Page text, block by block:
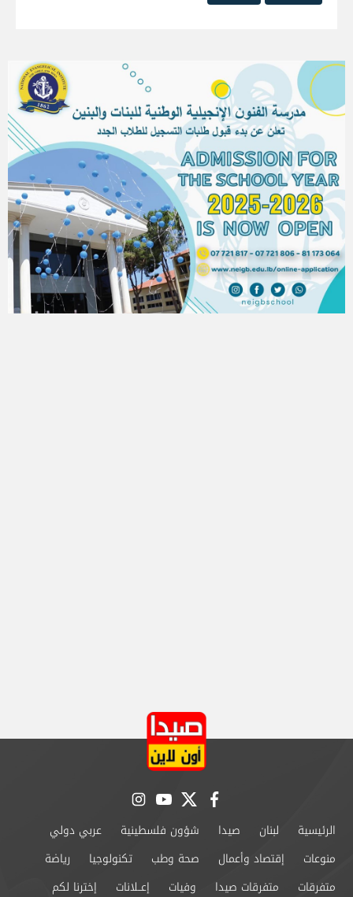
facebook
twitter
youtube
instagram
الرئيسية لبنان صيدا شؤون فلسطينية
عربي دولي
منوعات
إقتصاد وأعمال صحة وطب تكنولوجيا
رياضة
متفرقات
متفرقات صيدا وفيات إعــلانات إخترنا لكم